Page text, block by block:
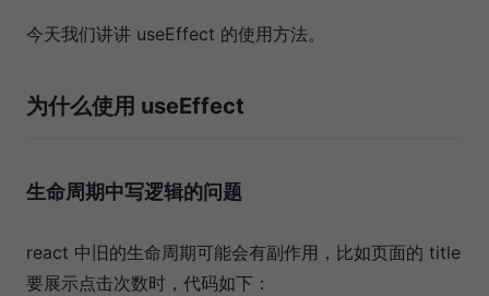
今天我们讲讲 useEffect 的使用方法。
为什么使用 useEffect
生命周期中写逻辑的问题
react 中旧的生命周期可能会有副作用，比如页面的 title
要展示点击次数时，代码如下：